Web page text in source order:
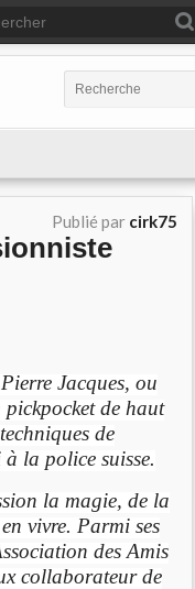
Publié par cirk75
Jacques, ou
de haut
de
la police suisse.
la magie, de la
vivre. Parmi ses
des Amis
collaborateur de